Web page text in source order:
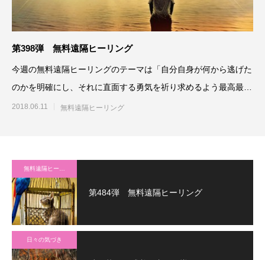
第398弾 無料遠隔ヒーリング
今週の無料遠隔ヒーリングのテーマは「自分自身が何から逃げた
のかを明確にし、それに直面する勇気を祈り求めるよう最高最善
に働きかける」です。参加
2018.06.11 無料遠隔ヒーリング
第484弾 無料遠隔ヒーリング
日々の気づき